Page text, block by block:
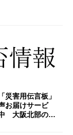
災害用伝言板」
お届けサービ
大阪北部の地